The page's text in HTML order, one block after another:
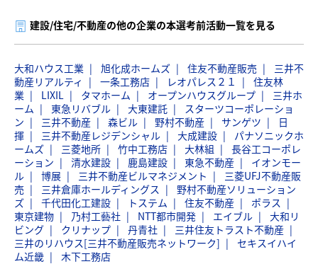
建設/住宅/不動産の他の企業の本選考前活動一覧を見る
大和ハウス工業 旭化成ホームズ 住友不動産販売
三井不
動産リアルティ
一条工務店 レオパレス２１
住友林
業
LIXIL タマホーム オープンハウスグループ
三井ホ
ーム
東急リバブル 大東建託
スターツコーポレーショ
ン
三井不動産 森ビル 野村不動産 サンゲツ
日
揮
三井不動産レジデンシャル 大成建設
パナソニックホ
ームズ
三菱地所 竹中工務店 大林組
長谷工コーポレ
ーション
清水建設 鹿島建設 東急不動産
イオンモー
ル
博展 三井不動産ビルマネジメント
三菱UFJ不動産販
売
三井倉庫ホールディングス
野村不動産ソリューション
ズ
千代田化工建設 トステム 住友不動産
ポラス
東京建物
乃村工藝社 NTT都市開発 エイブル
大和リ
ビング
クリナップ 丹青社
三井住友トラスト不動産
三井のリハウス[三井不動産販売ネットワーク]
セキスイハイ
ム近畿
木下工務店